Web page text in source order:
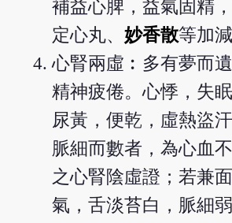
補益心脾，益氣固精
定心丸、妙香散等加減
心腎兩虛︰多有夢而
精神疲倦。心悸，失
尿黃，便乾，虛熱盜
脈細而數者，為心血
之心腎陰虛證；若兼
氣，舌淡苔白，脈細